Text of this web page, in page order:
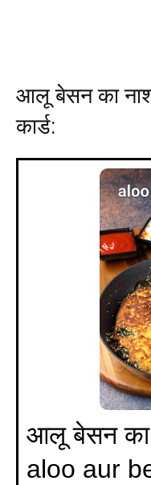
आलू बेसन का
कार्ड:
आलू बेसन का
aloo aur